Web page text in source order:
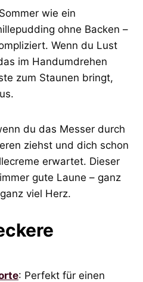
wie ein
ohne Backen –
Wenn du Lust
im Handumdrehen
zum Staunen bringt,
du das Messer durch
ziehst und dich schon
erwartet. Dieser
gute Laune – ganz
viel Herz.
: Perfekt für einen